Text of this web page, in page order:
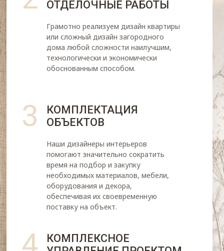
3
ОТДЕЛОЧНЫЕ РАБОТЫ
Грамотно реализуем дизайн квартиры
или сложный дизайн загородного
дома любой сложности наилучшим,
технологически и экономически
обоснованным способом.
КОМПЛЕКТАЦИЯ
ОБЪЕКТОВ
Наши дизайнеры интерьеров
помогают значительно сократить
время на подбор и закупку
необходимых материалов, мебели,
оборудования и декора,
обеспечивая их своевременную
поставку на объект.
КОМПЛЕКСНОЕ